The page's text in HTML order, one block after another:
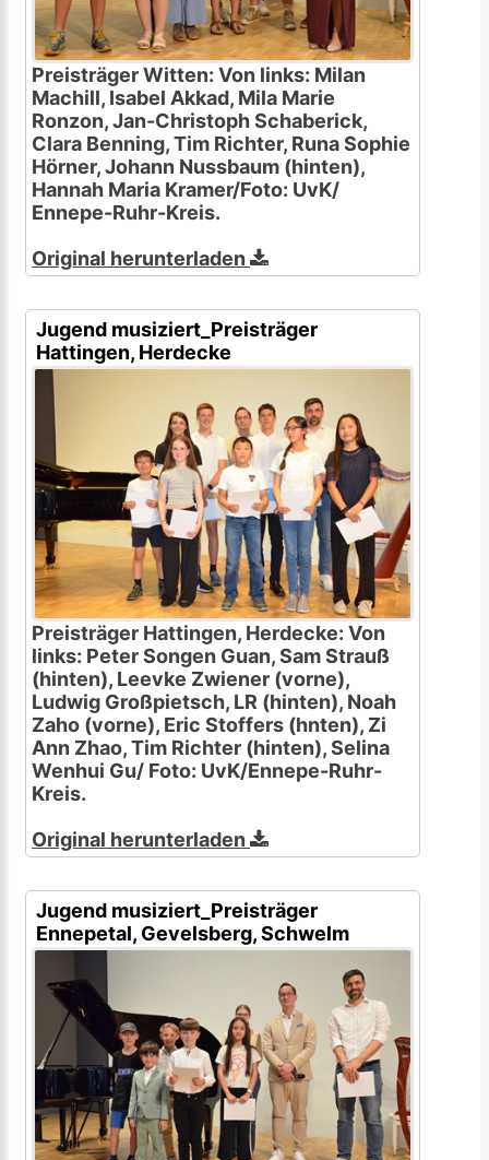
Preisträger Witten: Von links: Milan
Machill, Isabel Akkad, Mila Marie
Ronzon, Jan-Christoph Schaberick,
Clara Benning, Tim Richter, Runa Sophie
Hörner, Johann Nussbaum (hinten),
Hannah Maria Kramer/Foto: UvK/
Ennepe-Ruhr-Kreis.
Original herunterladen
Jugend musiziert_Preisträger
Hattingen, Herdecke
Preisträger Hattingen, Herdecke: Von
links: Peter Songen Guan, Sam Strauß
(hinten), Leevke Zwiener (vorne),
Ludwig Großpietsch, LR (hinten), Noah
Zaho (vorne), Eric Stoffers (hnten), Zi
Ann Zhao, Tim Richter (hinten), Selina
Wenhui Gu/ Foto: UvK/Ennepe-Ruhr-
Kreis.
Original herunterladen
Jugend musiziert_Preisträger
Ennepetal, Gevelsberg, Schwelm